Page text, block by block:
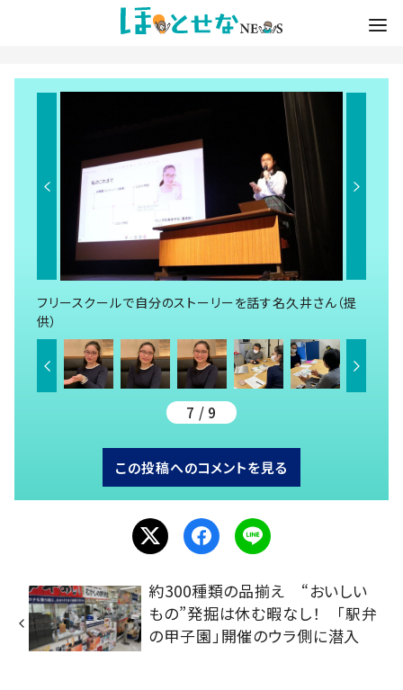
フリースクールで自分のストーリーを話す名久井さん（提
供）
7 / 9
この投稿へのコメントを見る
約300種類の品揃え “おいしい
もの”発掘は休む暇なし！ 「駅弁
の甲子園」開催のウラ側に潜入